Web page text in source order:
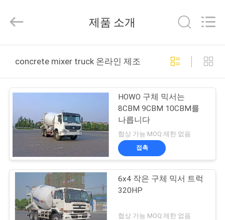
제
리
Copyright
2026
SPECIAL
PURPOSE
CO.,LTD.
Rights
제품 소개
concrete mixer truck 온라인 제조
HOWO 구체 믹서는
8CBM 9CBM 10CBM를
나릅니다
협상 가능 MOQ:제한 없음
접촉
6x4 작은 구체 믹서 트럭
320HP
협상 가능 MOQ:제한 없음